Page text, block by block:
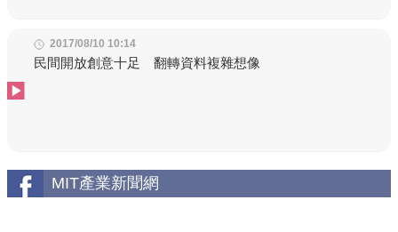
2017/08/10 10:14
民間開放創意十足 翻轉資料複雜想像
MIT產業新聞網